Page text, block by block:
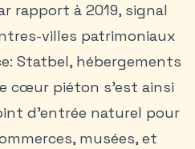
rapport à 2019, signal
villes patrimoniaux
Statbel, hébergements
cœur piéton s’est ainsi
d’entrée naturel pour
musées, et